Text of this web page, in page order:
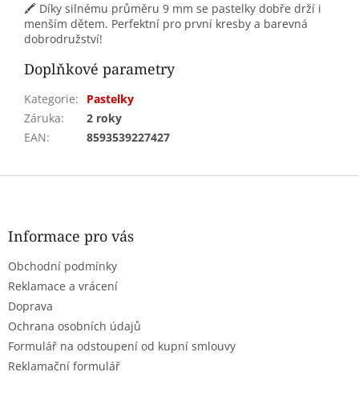
🖍️ Díky silnému průměru 9 mm se pastelky dobře drží i
menším dětem. Perfektní pro první kresby a barevná
dobrodružství!
Doplňkové parametry
Kategorie:
Pastelky
Záruka:
2 roky
EAN: 8593539227427
Z
Informace pro vás
Obchodní podmínky
Reklamace a vrácení
Doprava
Ochrana osobních údajů
Formulář na odstoupení od kupní smlouvy
Reklamační formulář